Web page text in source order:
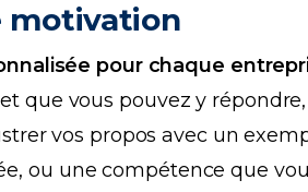
motivation
pour chaque
que vous pouvez y
vos propos avec un
ou une compétence que